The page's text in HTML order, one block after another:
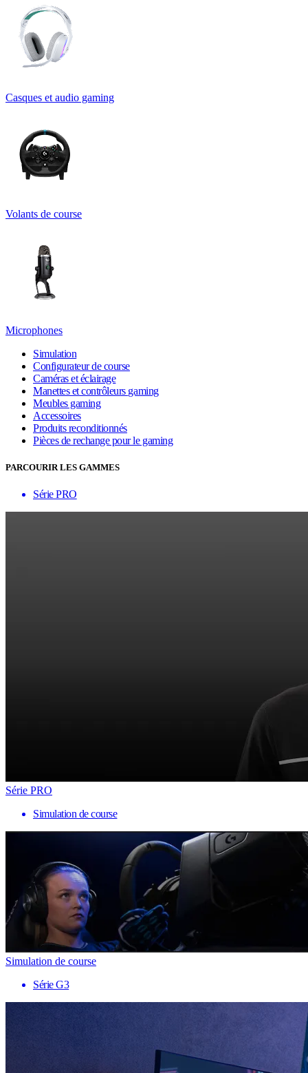
Casques et audio gaming
Volants de course
Microphones
Simulation
Configurateur de course
Caméras et éclairage
Manettes et contrôleurs gaming
Meubles gaming
Accessoires
Produits reconditionnés
Pièces de rechange pour le gaming
PARCOURIR LES GAMMES
Série PRO
Série PRO
Simulation de course
Simulation de course
Série G3